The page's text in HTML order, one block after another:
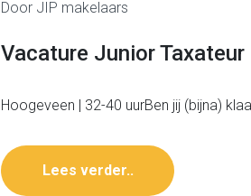
Door JIP makelaars
Vacature Junior
Hoogeveen | 32-40 uurBen jij (bijna)
Lees verder..